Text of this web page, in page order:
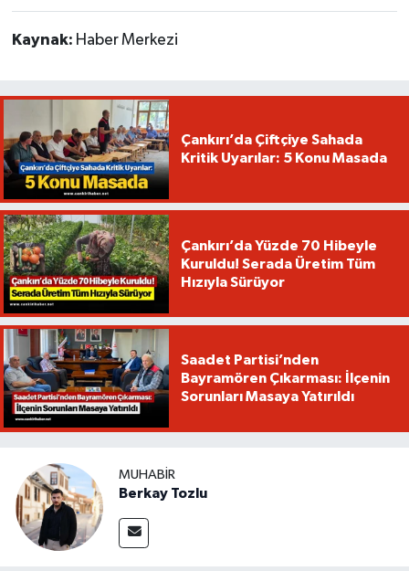
Kaynak: Haber Merkezi
Çankırı’da Çiftçiye Sahada
Kritik Uyarılar: 5 Konu Masada
Çankırı’da Yüzde 70 Hibeyle
Kuruldu! Serada Üretim Tüm
Hızıyla Sürüyor
Saadet Partisi’nden
Bayramören Çıkarması: İlçenin
Sorunları Masaya Yatırıldı
MUHABIR
Berkay Tozlu